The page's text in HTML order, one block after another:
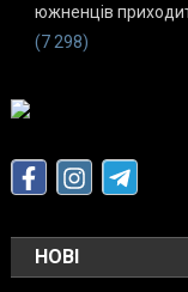
южненців
(7 298)
НОВІ